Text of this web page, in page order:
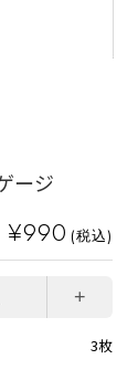
ージ
¥990 (税込)
+
3枚